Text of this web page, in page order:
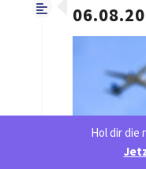
Hol dir die